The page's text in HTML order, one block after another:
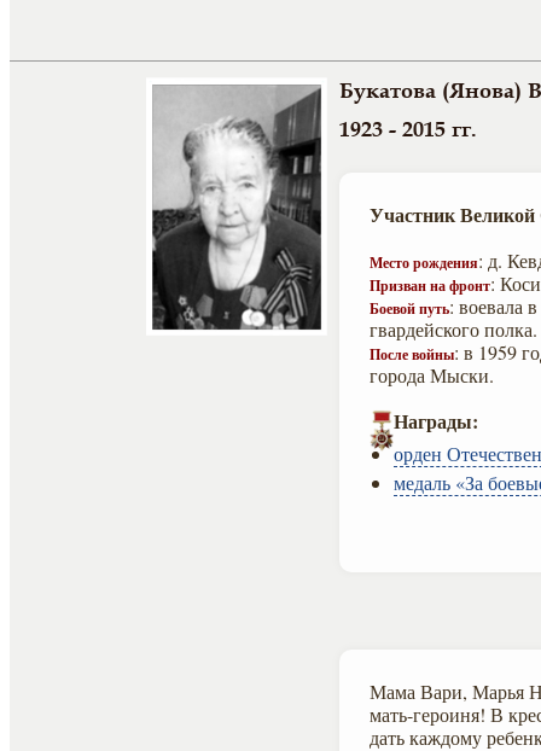
Букатова (Янова)
1923 - 2015 гг.
Участник
Место рождения: д.
Призван на фронт:
Боевой путь: воевала
гвардейского полка.
После войны: в 1959
города Мыски.
Награды:
орден
медаль «За
Мама Вари, Марья
мать-героиня! В
дать каждому